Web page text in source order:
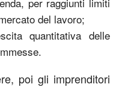
del lavoro;
quantitativa delle
poi gli imprenditori